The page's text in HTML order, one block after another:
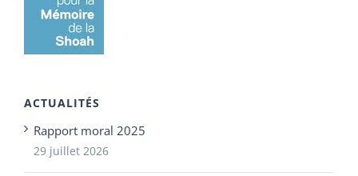
ACTUALITÉS
Rapport moral 2025
29 juillet 2026